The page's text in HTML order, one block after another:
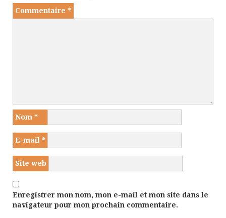
Commentaire *
Nom *
E-mail *
Site web
Enregistrer mon nom, mon e-mail et mon site dans le
navigateur pour mon prochain commentaire.